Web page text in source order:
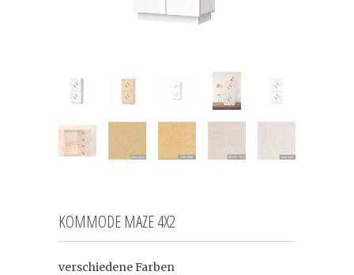
KOMMODE MAZE 4X2
verschiedene Farben